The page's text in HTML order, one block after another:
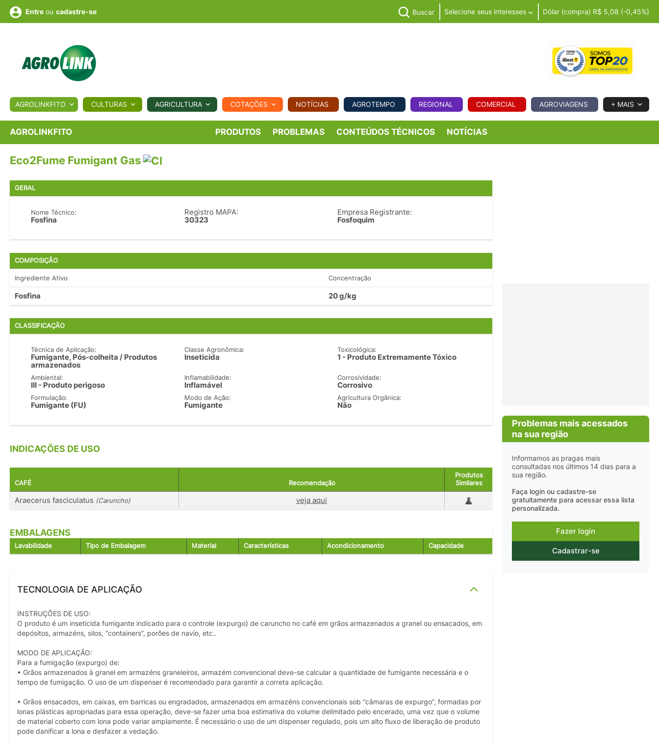
BIOLÓGICOS COTAÇÕES NOTÍCIAS AGROTEMPO REGIONAL COMERCIAL AGROVIAGENS PECUÁRIA
Conversor Colunistas Eventos
Fotos
e
Entre ou cadastre-se Buscar Selecione seus interesses Dólar (compra) R$ 5,08 (-0,45%)
AGROLINKFITO CULTURAS AGRICULTURA COTAÇÕES NOTÍCIAS AGROTEMPO REGIONAL COMERCIAL AGROVIAGENS + MAIS
AGROLINKFITO PRODUTOS PROBLEMAS CONTEÚDOS TÉCNICOS NOTÍCIAS
Eco2Fume Fumigant Gas
GERAL
Nome Técnico:
Fosfina
Registro MAPA:
30323
Empresa Registrante:
Fosfoquim
COMPOSIÇÃO
Ingrediente Ativo Concentração
Fosfina 20 g/kg
CLASSIFICAÇÃO
Técnica de Aplicação:
Fumigante, Pós-colheita / Produtos
armazenados
Classe Agronômica:
Inseticida
Toxicológica:
1 - Produto Extremamente Tóxico
Ambiental:
III - Produto perigoso
Inflamabilidade:
Inflamável
Corrosividade:
Corrosivo
Formulação:
Fumigante (FU)
Modo de Ação:
Fumigante
Agricultura Orgânica:
Não
INDICAÇÕES DE USO
CAFÉ Recomendação
Produtos
Similares
Araecerus fasciculatus (Caruncho) veja aqui
EMBALAGENS
Lavabilidade Tipo de Embalagem Material Características Acondicionamento Capacidade
TECNOLOGIA DE APLICAÇÃO
INSTRUÇÕES DE USO:
O produto é um inseticida fumigante indicado para o controle (expurgo) de caruncho no café em grãos armazenados a granel ou ensacados, em
depósitos, armazéns, silos, “containers”, porões de navio, etc..
MODO DE APLICAÇÃO:
Para a fumigação (expurgo) de:
• Grãos armazenados à granel em armazéns graneleiros, armazém convencional deve-se calcular a quantidade de fumigante necessária e o
tempo de fumigação. O uso de um dispenser é recomendado para garantir a correta aplicação.
• Grãos ensacados, em caixas, em barricas ou engradados, armazenados em armazéns convencionais sob “câmaras de expurgo”, formadas por
lonas plásticas apropriadas para essa operação, deve-se fazer uma boa estimativa do volume delimitado pelo encerado, uma vez que o volume
de material coberto com lona pode variar amplamente. É necessário o uso de um dispenser regulado, pois um alto fluxo de liberação de produto
pode danificar a lona e desfazer a vedação.
Problemas mais acessados
na sua região
Informamos as pragas mais
consultadas nos últimos 14 dias para a
sua região.
Faça login ou cadastre-se
gratuitamente para acessar essa lista
personalizada.
Fazer login
Cadastrar-se